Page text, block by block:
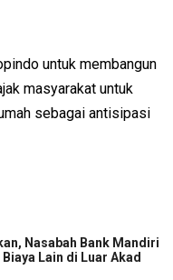
untuk membangun
masyarakat untuk
sebagai antisipasi
Nasabah Bank Mandiri
Lain di Luar Akad